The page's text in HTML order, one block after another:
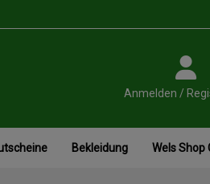
Anmelden /
Bekleidung Wels Shop